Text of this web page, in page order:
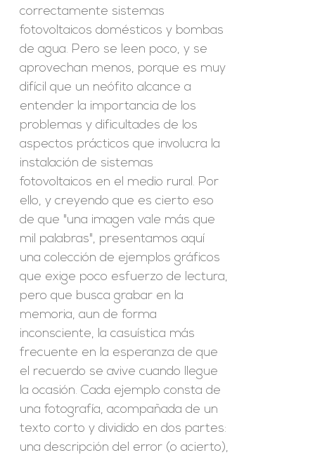
correctamente sistemas
fotovoltaicos domésticos y bombas
de agua. Pero se leen poco, y se
aprovechan menos, porque es muy
difícil que un neófito alcance a
entender la importancia de los
problemas y dificultades de los
aspectos prácticos que involucra la
instalación de sistemas
fotovoltaicos en el medio rural. Por
ello, y creyendo que es cierto eso
de que "una imagen vale más que
mil palabras", presentamos aquí
una colección de ejemplos gráficos
que exige poco esfuerzo de lectura,
pero que busca grabar en la
memoria, aun de forma
inconsciente, la casuística más
frecuente en la esperanza de que
el recuerdo se avive cuando llegue
la ocasión. Cada ejemplo consta de
una fotografía, acompañada de un
texto corto y dividido en dos partes:
una descripción del error (o acierto),